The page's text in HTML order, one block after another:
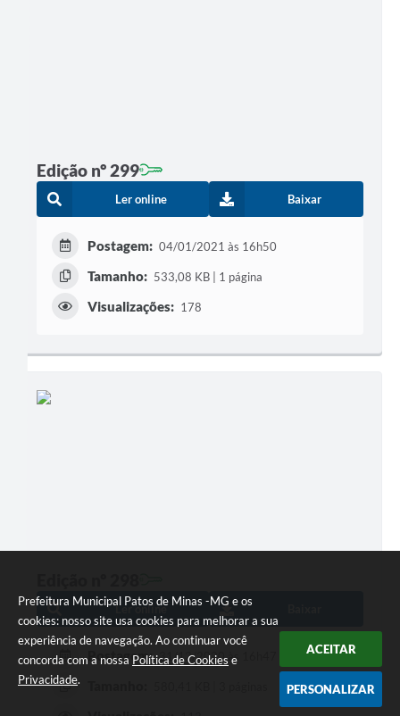
Prefeitura Municipal Patos de Minas -MG e os
cookies: nosso site usa cookies para melhorar a sua
experiência de navegação. Ao continuar você
concorda com a nossa Política de Cookies e
Privacidade.
ACEITAR
PERSONALIZAR
Edição nº 299
Ler online Baixar
Postagem: 04/01/2021 às 16h50
Tamanho: 533,08 KB | 1 página
Visualizações: 178
Ler online
Postagem: 31/12/2020 às 16h47